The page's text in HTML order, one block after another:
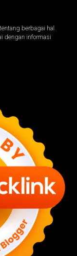
berbagai hal
dengan informasi